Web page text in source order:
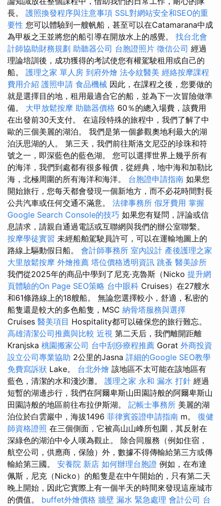
長。 護照換發程序與注意事項 SSL對網站安全和SEO的重
要性 您可以體驗到一艘帆船，甚至可以在Catamarana中成
為甲板之王並將您的船引導在開放水上的感覺。 找台北會
計師協助財務規劃 助聽器公司 台胞證照片 徵信公司 經過
理論培訓後，成功獲得的考試使您有權駕駛租用或自己的
船。 護理之家 單人房 到府外燴 法令紋醫美 經絡按摩課程
費用介紹 護照申請 食品機械 因此，在課程之後，您要做的
就是選擇目的地，租用最適合它的船，並為下一次冒險做準
備。 大甲放鬆按摩 助聽器價格 60％的總入場費，該費用
在出發前30天支付。 在這段特殊的旅程中，我們了解了中
歐的三個美麗的湖泊。 我們是第一個參觀奧地利最大的湖
泊沃思湖的人。 第三天，我們前往斯洛文尼亞的珍珠和符
號之一，即深藍色的藍色湖。 您可以選擇世界上幾乎所有
的海洋，我們到處都有很多報價，從經典，地中海和加勒比
海，北極周圍的所有海洋和海洋。 台胞證申請指南 如果您
開始旅行，您每天都會發現一個新地方，而不必花時間對長
公共汽車或任何交通不滿意。 法律事務所 假牙費用 掌握
Google Search Console的技巧 如果您有疑問，評論或信
息請求，請親自通過電話或互聯網與我們的辦公室聯繫。
按摩學徒實習 未經船舶駕駛員許可，可以在運輸地圖上的
路線上驅動假日船。 會計師事務所 室內設計 產後護理之家
大里放鬆按摩 外燴推薦 塔位價格透明資訊 跳蚤 醫美診所
我們從2025年的商品中學到了尼克·克魯斯（Nicko 提升網
頁體驗的On Page SEO策略 台中眼科 Cruises）在27艘水
和61條路線上的18艘船。 無論您選擇較小，舒適，私密的
船隻還是較大的多色船隻，MSC 納骨塔服務與選擇
Cruises 醫美項目 Hospitality都可以確保您的旅行難忘。
高雄清潔公司推薦與比較 近視 第二天后，我們離開距離
Kranjska 桃園搬家公司 台中刮痧療程推薦 Gorat 外商投資
設立公司專業協助 2公里的Jasna 詳細的Google SEO教學
免費寫訴狀 Lake。 台北外燴 該地區不太可能在該地區有
藍色，清潔的水和淺沙灘。 護理之家 永和 漏水 打針 經過
短暫的湖邊步行，我們在阿爾卑斯山田園詩般的阿爾卑斯山
田園詩般的地區前往布拉伊斯湖。 記帳士事務所 美麗的湖
泊位於白雲巖中，海拔1496 菲律賓簽證申請指南 m。 復健
師資格證照 在三個側面，它被高山山峰所包圍，其反射在
深綠色的湖泊中令人嘆為觀止。 除合同服務（例如住宿，
航空公司，供應商，保險）外，數據不得傳輸給第三方或傳
輸給第三國。 安養院 新店 如何辦理台胞證 例如，在布達
佩斯，尼克（Nicko）的船隻是在中午開始的，只有第二天
晚上開始，因此它實際上有一個半天的時間來發現這座城市
的價值。 buffet外燴價格 牆壁 漏水 緊急處理 會計公司 台